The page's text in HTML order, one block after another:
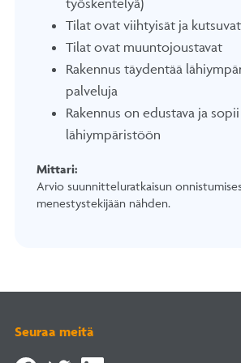
työskentelyä)
Tilat ovat viihtyisät ja kutsuvat
Tilat ovat muuntojoustavat
Rakennus täydentää
palveluja
Rakennus on edustava ja sopii
lähiympäristöön
Mittari:
Arvio suunnitteluratkaisun
menestystekijään nähden.
Seuraa meitä